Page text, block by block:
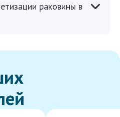
раковины в